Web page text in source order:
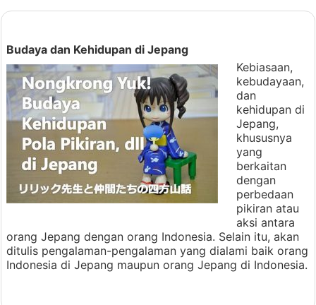
Budaya dan Kehidupan di Jepang
Kebiasaan,
kebudayaan,
dan
kehidupan di
Jepang,
khususnya
yang
berkaitan
dengan
perbedaan
pikiran atau
aksi antara
orang Jepang dengan orang Indonesia. Selain itu, akan
ditulis pengalaman-pengalaman yang dialami baik orang
Indonesia di Jepang maupun orang Jepang di Indonesia.